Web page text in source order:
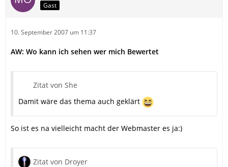
Gast
10. September 2007 um 11:37
AW: Wo kann ich sehen wer mich Bewertet
Zitat von She
Damit wäre das thema auch geklärt
So ist es na vielleicht macht der Webmaster es ja:)
Zitat von Droyer